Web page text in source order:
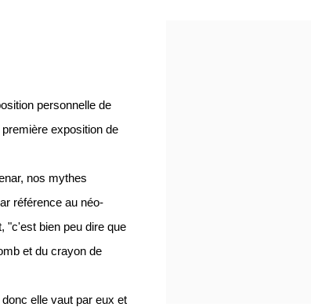
personnelle de
exposition de
nos mythes
référence au néo-
"c'est bien peu dire que
et du crayon de
elle vaut par eux et